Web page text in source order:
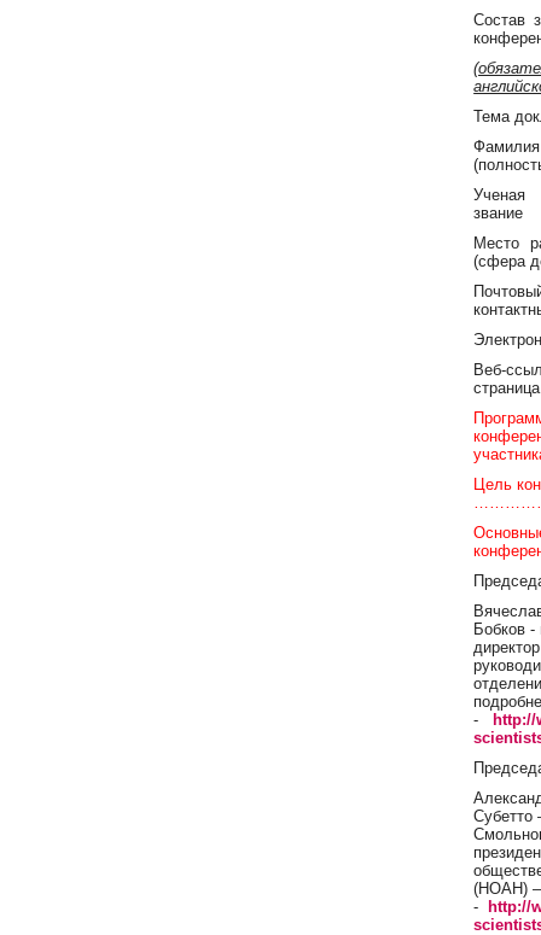
Состав
Тема
Ученая
звание
Место
(сфера
Веб-
Цель
Бобков -
-
http://
Субетто
(НОАН)
-
http://